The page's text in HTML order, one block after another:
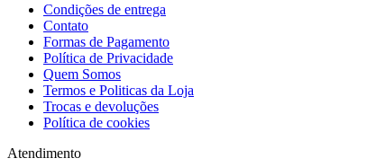
Condições de entrega
Contato
Formas de Pagamento
Política de Privacidade
Quem Somos
Termos e Politicas da Loja
Trocas e devoluções
Política de cookies
Atendimento